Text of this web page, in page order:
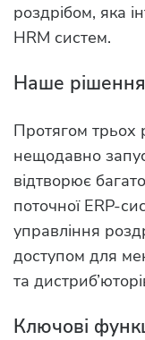
роздрібом, яка
HRM систем.
Наше рішення
Протягом трьох
нещодавно
відтворює
поточної ERP-
управління
доступом для
та
Ключові